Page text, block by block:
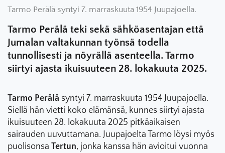
Tarmo Perälä syntyi 7. marraskuuta 1954 Juupajoella.
Tarmo Perälä teki sekä sähköasentajan että
Jumalan valtakunnan työnsä todella
tunnollisesti ja nöyrällä asenteella. Tarmo
siirtyi ajasta ikuisuuteen 28. lokakuuta 2025.
Tarmo Perälä syntyi 7. marraskuuta 1954 Juupajoella.
Siellä hän vietti koko elämänsä, kunnes siirtyi ajasta
ikuisuuteen 28. lokakuuta 2025 pitkäaikaisen
sairauden uuvuttamana. Juupajoelta Tarmo löysi myös
puolisonsa Tertun, jonka kanssa hän avioitui vuonna